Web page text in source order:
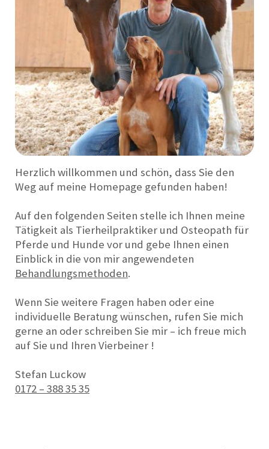
Herzlich willkommen und schön, dass Sie den
Weg auf meine Homepage gefunden haben!
Auf den folgenden Seiten stelle ich Ihnen meine
Tätigkeit als Tierheilpraktiker und Osteopath für
Pferde und Hunde vor und gebe Ihnen einen
Einblick in die von mir angewendeten
Behandlungsmethoden.
Wenn Sie weitere Fragen haben oder eine
individuelle Beratung wünschen, rufen Sie mich
gerne an oder schreiben Sie mir – ich freue mich
auf Sie und Ihren Vierbeiner !
Stefan Luckow
0172 – 388 35 35